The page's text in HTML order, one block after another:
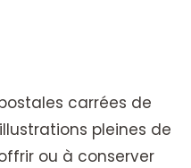
carrées de
pleines de
ou à conserver